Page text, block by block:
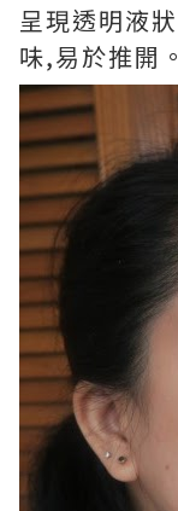
呈現透明液狀
味,易於推開。